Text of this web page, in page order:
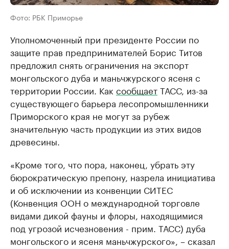
Фото: РБК Приморье
Уполномоченный при президенте России по
защите прав предпринимателей Борис Титов
предложил снять ограничения на экспорт
монгольского дуба и маньчжурского ясеня с
территории России. Как сообщаетТАСС, из-за
существующего барьера лесопромышленники
Приморского края не могут за рубеж
значительную часть продукции из этих видов
древесины.
«Кроме того, что пора, наконец, убрать эту
бюрократическую препону, назрела инициатива
и об исключении из конвенции СИТЕС
(Конвенция ООН о международной торговле
видами дикой фауны и флоры, находящимися
под угрозой исчезновения - прим. ТАСС) дуба
монгольского и ясеня маньчжурского», – сказал